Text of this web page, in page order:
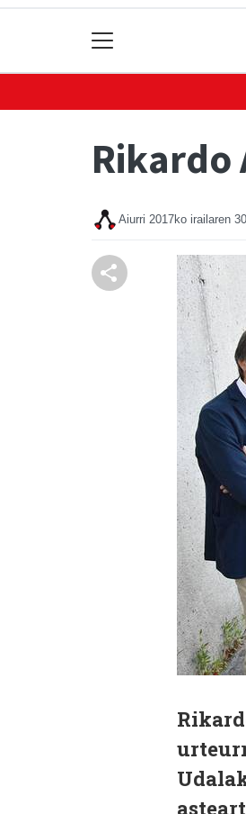
Rikardo
Aiurri 2017ko irailaren